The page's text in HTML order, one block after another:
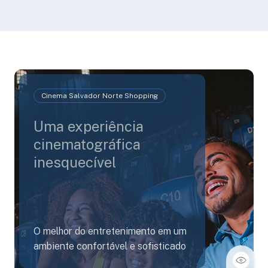
Cinema Salvador Norte Shopping
Uma experiência
cinematográfica
inesquecível
O melhor do entretenimento em um
ambiente confortável e sofisticado